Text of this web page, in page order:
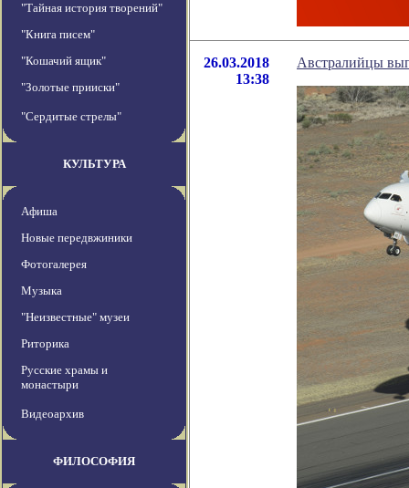
"Тайная история творений"
"Книга писем"
"Кошачий ящик"
"Золотые прииски"
"Сердитые стрелы"
КУЛЬТУРА
Афиша
Новые передвжиники
Фотогалерея
Музыка
"Неизвестные" музеи
Риторика
Русские храмы и
монастыри
Видеоархив
ФИЛОСОФИЯ
26.03.2018
13:38
Австралийцы